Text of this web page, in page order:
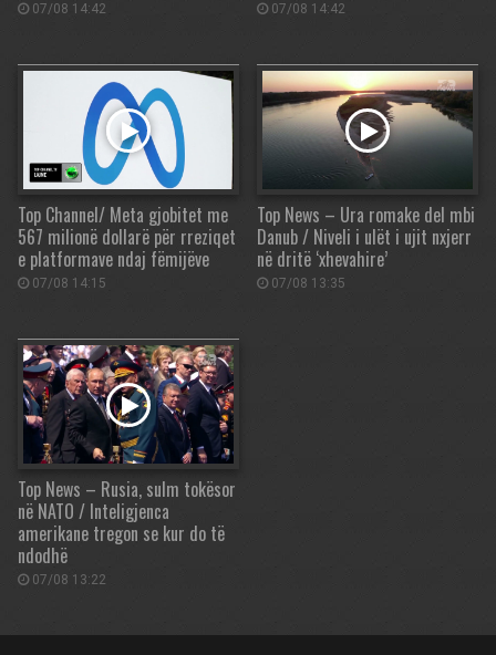
07/08 14:42 07/08 14:42
Top Channel/ Meta gjobitet me
567 milionë dollarë për rreziqet
e platformave ndaj fëmijëve
07/08 14:15
Top News – Ura romake del mbi
Danub / Niveli i ulët i ujit nxjerr
në dritë ‘xhevahire’
07/08 13:35
Top News – Rusia, sulm tokësor
në NATO / Inteligjenca
amerikane tregon se kur do të
ndodhë
07/08 13:22